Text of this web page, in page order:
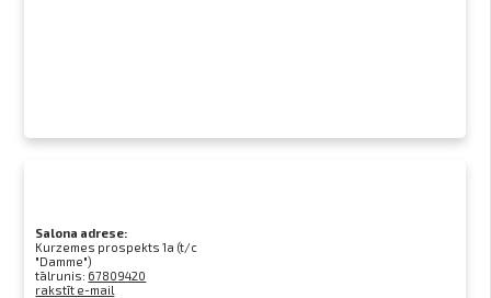
Salona adrese:
Kurzemes prospekts 1a (t/c
"Damme")
tālrunis: 67809420
rakstīt e-mail